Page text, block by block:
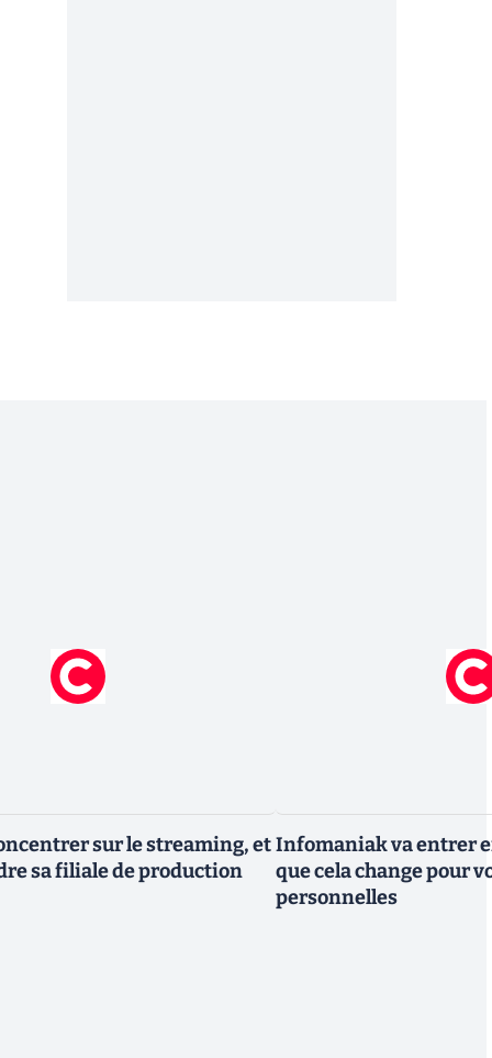
sur le streaming, et
sa filiale de production
Infomaniak va entrer
que cela change pour
personnelles